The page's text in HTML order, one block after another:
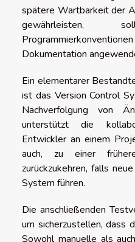
spätere Wartbarkeit der
gewährleisten,
Dokumentation
Ein elementarer
ist das Version Control
Nachverfolgung von
unterstützt die
Entwickler an einem
auch, zu einer
zurückzukehren, falls
System führen.
Die anschließenden
um sicherzustellen, dass
Sowohl manuelle als